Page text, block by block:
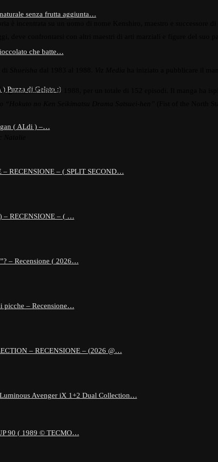
senza frutta aggiunta…
che batte…
Puzza di Gelato :)
( ALdi ) –…
– RECENSIONE – ( SPLIT SECOND…
– RECENSIONE – ( …
– Recensione ( 2026…
picche – Recensione…
– RECENSIONE – (2026 @…
Avenger iX 1+2 Dual Collection…
90 ( 1989 © TECMO…
è incentrata su un uomo di nome Kenshiro, maestro e successore
deve confrontarsi con altri maestri di arti marziali e figure del suo
stagioni, dal 1984 al 1988, per un totale di 152 episodi. Il manga ha